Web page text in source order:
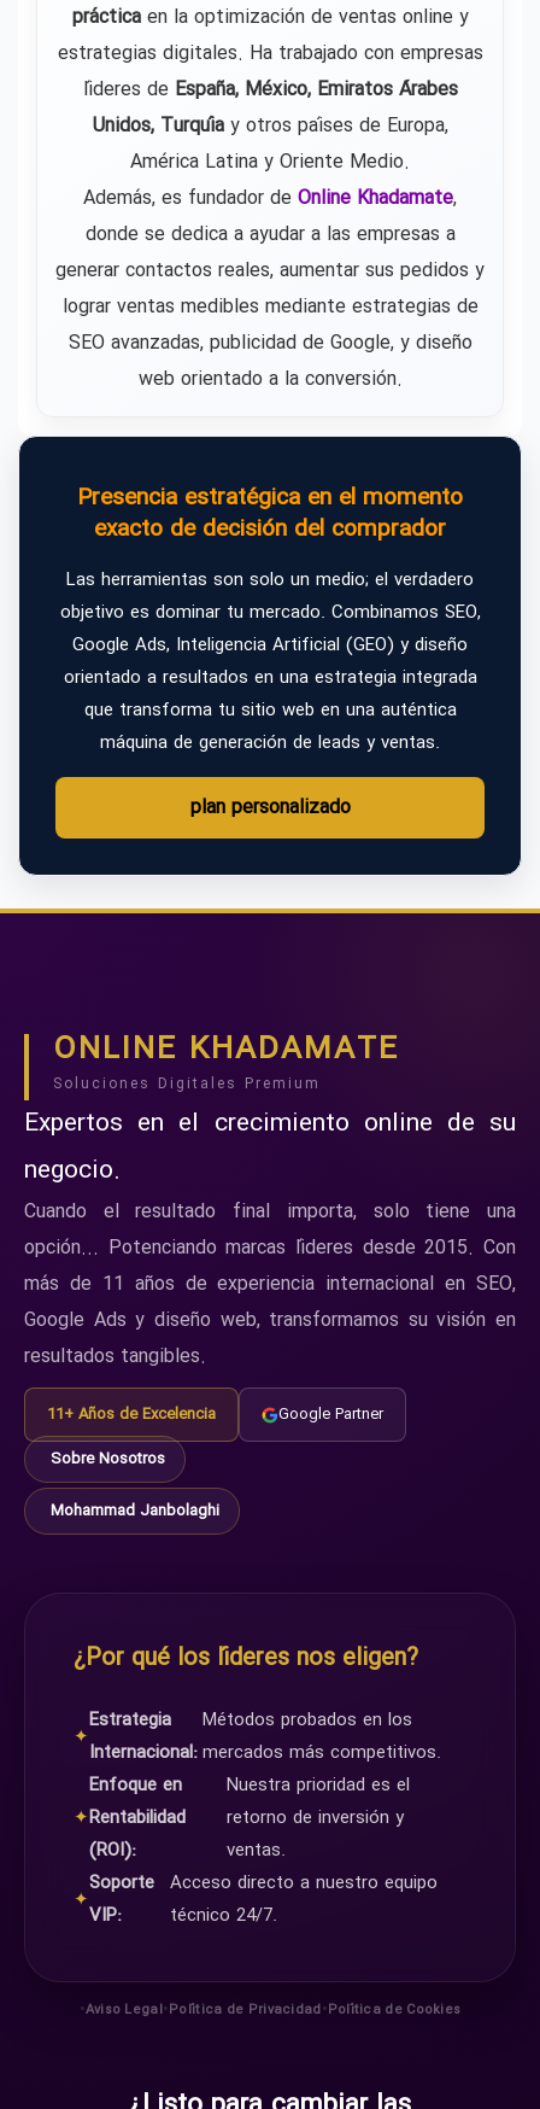
prácticaen la optimización de ventas online y
estrategias digitales. Ha trabajado con empresas
líderes de España, México, Emiratos Árabes
Unidos, Turquíay otros países de Europa,
América Latina y Oriente Medio.
Además, es fundador de Online Khadamate,
donde se dedica a ayudar a las empresas a
generar contactos reales, aumentar sus pedidos y
lograr ventas medibles mediante estrategias de
SEO avanzadas, publicidad de Google, y diseño
web orientado a la conversión.
Presencia estratégica en el momento
exacto de decisión del comprador
Las herramientas son solo un medio; el verdadero
objetivo es dominar tu mercado. Combinamos SEO,
Google Ads, Inteligencia Artificial (GEO) y diseño
orientado a resultados en una estrategia integrada
que transforma tu sitio web en una auténtica
máquina de generación de leads y ventas.
plan personalizado
ONLINE KHADAMATE
Soluciones Digitales Premium
Expertos en el crecimiento online de su
negocio.
Cuando el resultado final importa, solo tiene una
opción... Potenciando marcas líderes desde 2015. Con
más de 11 años de experiencia internacional en SEO,
Google Ads y diseño web, transformamos su visión en
resultados tangibles.
11+ Años de Excelencia
Google Partner
Sobre Nosotros
Mohammad Janbolaghi
¿Por qué los líderes nos eligen?
✦
Estrategia
Internacional:
Métodos probados en los
mercados más competitivos.
✦
Enfoque en
Rentabilidad
(ROI):
Nuestra prioridad es el
retorno de inversión y
ventas.
✦
Soporte
VIP:
Acceso directo a nuestro equipo
técnico 24/7.
•Aviso Legal•Política de Privacidad•Política de Cookies